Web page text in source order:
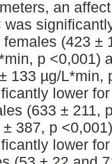
an
was
females (423 ±
p <0,001)
133 µg/L*min,
lower
(633 ± 211,
± 387, p
lower